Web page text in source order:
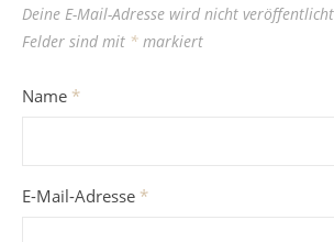
Deine E-Mail-Adresse wird nicht
Felder sind mit * markiert
Name *
E-Mail-Adresse *